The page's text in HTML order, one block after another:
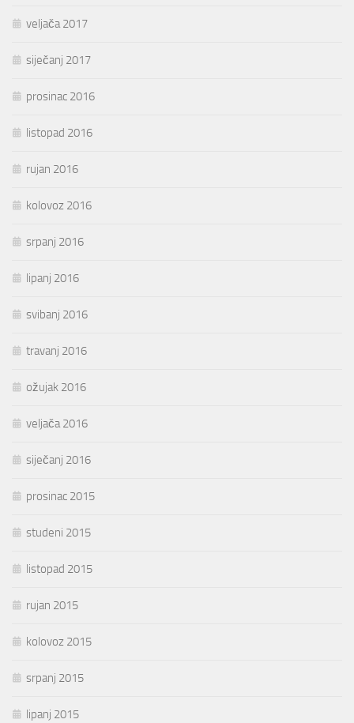
veljača 2017
siječanj 2017
prosinac 2016
listopad 2016
rujan 2016
kolovoz 2016
srpanj 2016
lipanj 2016
svibanj 2016
travanj 2016
ožujak 2016
veljača 2016
siječanj 2016
prosinac 2015
studeni 2015
listopad 2015
rujan 2015
kolovoz 2015
srpanj 2015
lipanj 2015